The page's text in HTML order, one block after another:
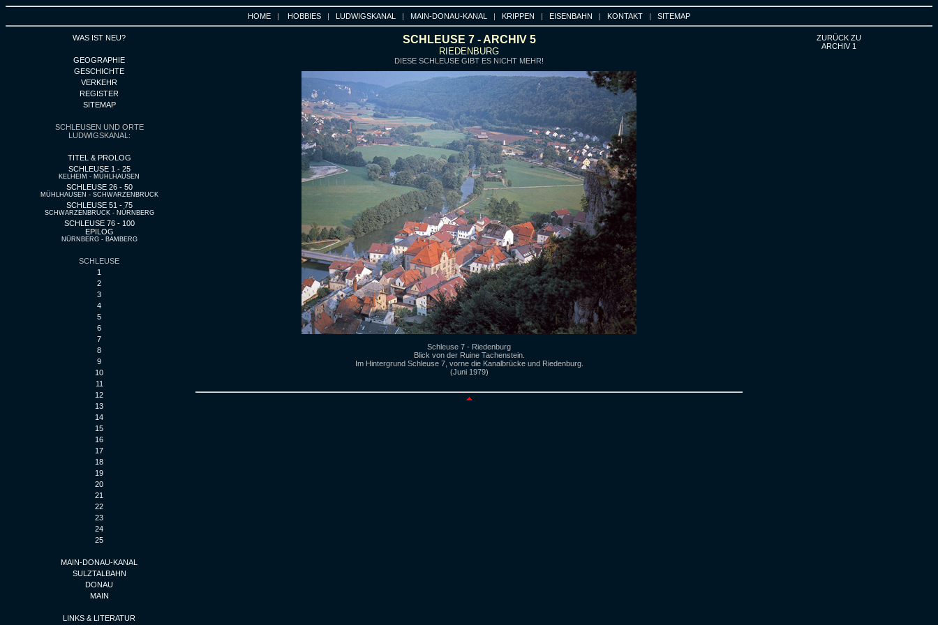
HOME | HOBBIES | LUDWIGSKANAL | MAIN-DONAU-KANAL | KRIPPEN | EISENBAHN | KONTAKT | SITEMAP
WAS IST NEU?
GEOGRAPHIE
GESCHICHTE
VERKEHR
REGISTER
SITEMAP
SCHLEUSEN UND ORTE
LUDWIGSKANAL:
TITEL & PROLOG
SCHLEUSE 1 - 25
KELHEIM - MÜHLHAUSEN
SCHLEUSE 26 - 50
MÜHLHAUSEN - SCHWARZENBRUCK
SCHLEUSE 51 - 75
SCHWARZENBRUCK - NÜRNBERG
SCHLEUSE 76 - 100
EPILOG
NÜRNBERG - BAMBERG
SCHLEUSE
1
2
3
4
5
6
7
8
9
10
11
12
13
14
15
16
17
18
19
20
21
22
23
24
25
MAIN-DONAU-KANAL
SULZTALBAHN
DONAU
MAIN
LINKS & LITERATUR
SCHLEUSE 7 - ARCHIV 5
RIEDENBURG
DIESE SCHLEUSE GIBT ES NICHT MEHR!
Schleuse 7 - Riedenburg
Blick von der Ruine Tachenstein.
Im Hintergrund Schleuse 7, vorne die Kanalbrücke und Riedenburg.
(Juni 1979)
ZURÜCK ZU
ARCHIV 1